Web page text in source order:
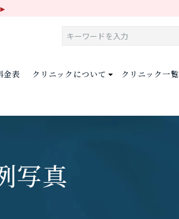
金表 クリニックについて クリニック一覧
写真